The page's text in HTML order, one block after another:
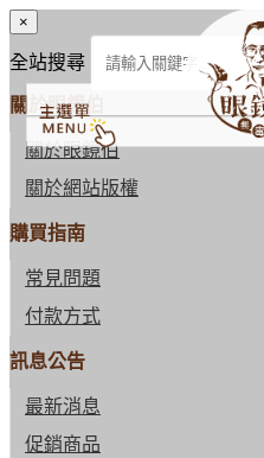
×
全站搜尋
關於眼鏡伯
關於眼鏡伯
關於網站版權
購買指南
常見問題
付款方式
訊息公告
最新消息
促銷商品